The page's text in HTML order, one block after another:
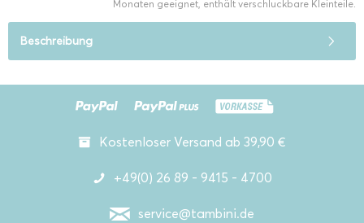
Monaten geeignet, enthält verschluckbare Kleinteile.
Beschreibung
Kostenloser Versand ab 39,90 €
+49(0) 26 89 - 9415 - 4700
service@tambini.de